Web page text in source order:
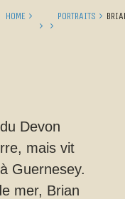
HOME PORTRAITS
Devon
mais vit
Guernesey.
mer, Brian